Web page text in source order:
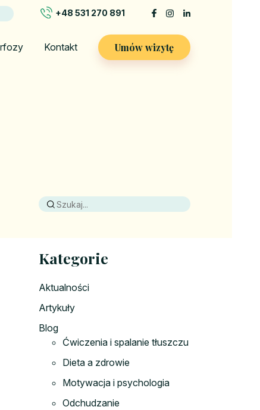
+48 531 270 891
Kontakt Umów wizytę
Kategorie
Aktualności
Artykuły
Blog
Ćwiczenia i spalanie tłuszczu
Dieta a zdrowie
Motywacja i psychologia
Odchudzanie